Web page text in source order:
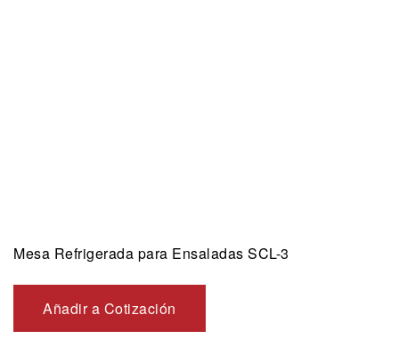
Mesa Refrigerada para Ensaladas SCL-3
Añadir a Cotización